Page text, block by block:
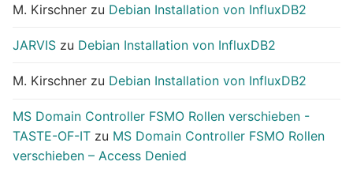
M. Kirschner zu Debian Installation von InfluxDB2
JARVIS zu Debian Installation von InfluxDB2
M. Kirschner zu Debian Installation von InfluxDB2
MS Domain Controller FSMO Rollen verschieben -
TASTE-OF-IT zu MS Domain Controller FSMO Rollen
verschieben – Access Denied